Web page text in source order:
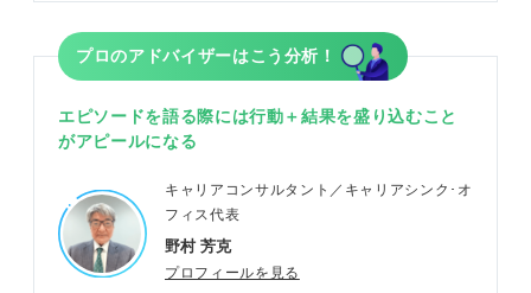
プロのアドバイザーはこう分析！
エピソードを語る際には行動＋結果を盛り込むこと
がアピールになる
キャリアコンサルタント／キャリアシンク･オ
フィス代表
野村 芳克
プロフィールを見る